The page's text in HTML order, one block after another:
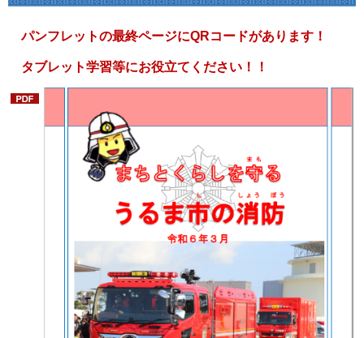
パンフレットの最終ページにQRコードがあります！
タブレット学習等にお役立てください！！